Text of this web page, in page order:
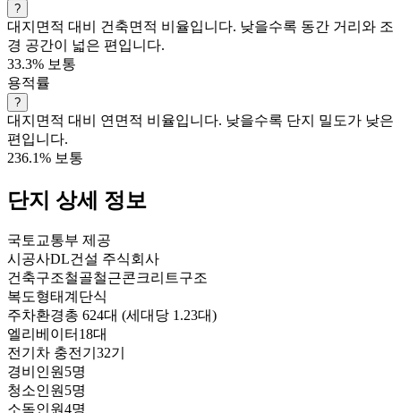
?
대지면적 대비 건축면적 비율입니다. 낮을수록 동간 거리와 조
경 공간이 넓은 편입니다.
33.3% 보통
용적률
?
대지면적 대비 연면적 비율입니다. 낮을수록 단지 밀도가 낮은
편입니다.
236.1% 보통
단지 상세 정보
국토교통부 제공
시공사DL건설 주식회사
건축구조철골철근콘크리트구조
복도형태계단식
주차환경총 624대 (세대당 1.23대)
엘리베이터 18대
전기차 충전기 32기
경비인원5명
청소인원5명
소독인원4명